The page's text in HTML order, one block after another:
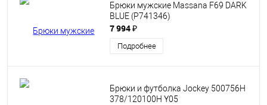
Брюки мужские Massana F69 DARK
BLUE (P741346)
7 994 ₽
Подробнее
Брюки и футболка Jockey 500756Н
378/120100H Y05